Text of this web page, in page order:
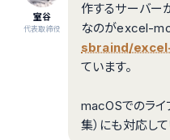
室谷
代表取締役
作するサーバー
なのがexcel-
sbraind/
ています。
macOSでのラ
集）にも対応して